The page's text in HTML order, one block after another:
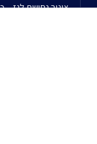
צינור נחושת לגז